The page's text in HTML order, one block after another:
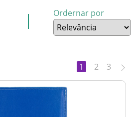
Ordernar por
1 2 3